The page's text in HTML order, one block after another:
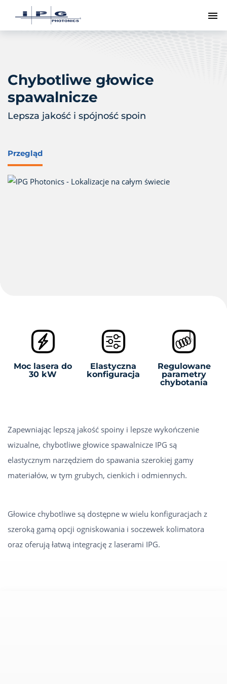
Chybotliwe głowice
spawalnicze
Lepsza jakość i spójność spoin
Przegląd
Moc lasera do
30 kW
Elastyczna
konfiguracja
Regulowane
parametry
chybotania
Zapewniając lepszą jakość spoiny i lepsze wykończenie
wizualne, chybotliwe głowice spawalnicze IPG są
elastycznym narzędziem do spawania szerokiej gamy
materiałów, w tym grubych, cienkich i odmiennych.
Głowice chybotliwe są dostępne w wielu konfiguracjach z
szeroką gamą opcji ogniskowania i soczewek kolimatora
oraz oferują łatwą integrację z laserami IPG.